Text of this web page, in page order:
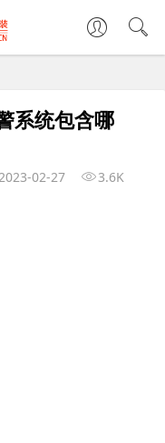
系统包含哪
02-27 3.6K